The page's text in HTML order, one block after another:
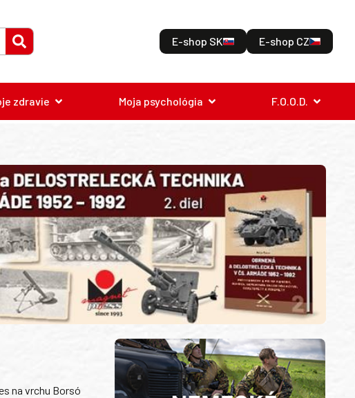
E-shop SK E-shop CZ
zdravie Moja psychológia F.O.O.D.
na vrchu Borsó